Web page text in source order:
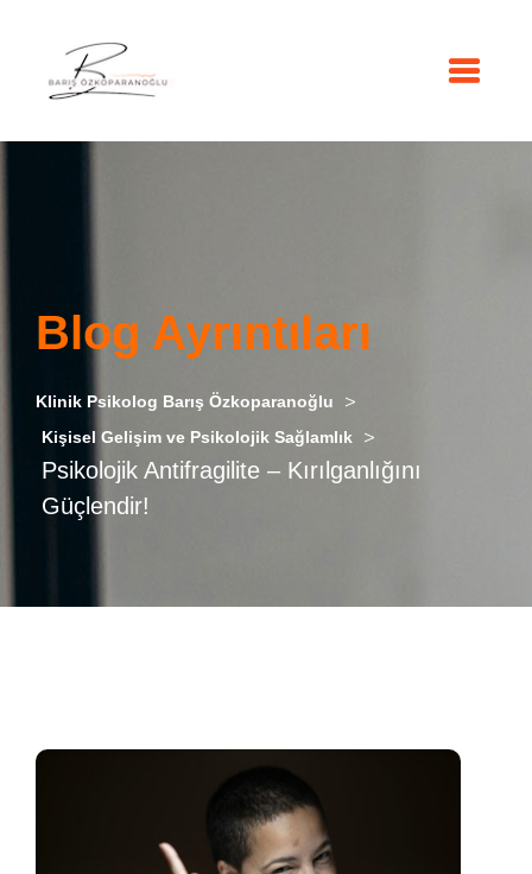
Blog Ayrıntıları
Klinik Psikolog Barış Özkoparanoğlu >
Kişisel Gelişim ve Psikolojik Sağlamlık >
Psikolojik Antifragilite – Kırılganlığını
Güçlendir!